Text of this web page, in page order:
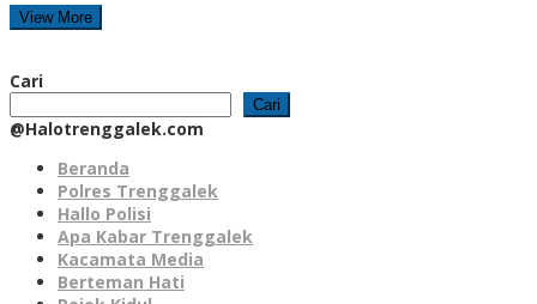
View More
Cari
Cari
@Halotrenggalek.com
Beranda
Polres Trenggalek
Hallo Polisi
Apa Kabar Trenggalek
Kacamata Media
Berteman Hati